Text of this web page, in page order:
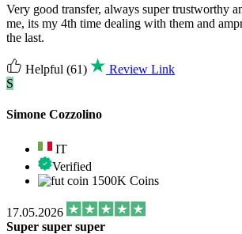
Very good transfer, always super trustworthy
me, its my 4th time dealing with them and
the last.
Helpful (61)
Review Link
S
Simone Cozzolino
IT
Verified
1500K Coins
17.05.2026
Super super super